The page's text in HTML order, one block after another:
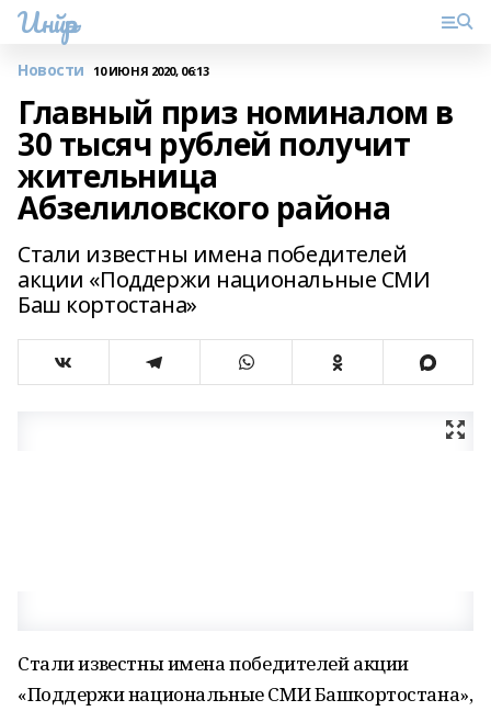
Инйәр
Новости 10 ИЮНЯ 2020, 06:13
Главный приз номиналом в
30 тысяч рублей получит
жительница
Абзелиловского района
Стали известны имена победителей
акции «Поддержи национальные СМИ
Баш кортостана»
Стали известны имена победителей акции
«Поддержи национальные СМИ Башкортостана»,